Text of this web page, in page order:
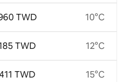
TWD
TWD
TWD
10°C
12°C
15°C